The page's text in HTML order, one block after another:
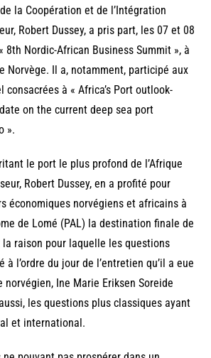
la Coopération et de l’Intégration
Robert Dussey, a pris part, les 07 et 08
8th Nordic-African Business Summit », à
Norvège. Il a, notamment, participé aux
consacrées à « Africa’s Port outlook-
on the current deep sea port
».
le port le plus profond de l’Afrique
Robert Dussey, en a profité pour
économiques norvégiens et africains à
de Lomé (PAL) la destination finale de
la raison pour laquelle les questions
à l’ordre du jour de l’entretien qu’il a eue
norvégien, Ine Marie Eriksen Soreide
les questions plus classiques ayant
et international.